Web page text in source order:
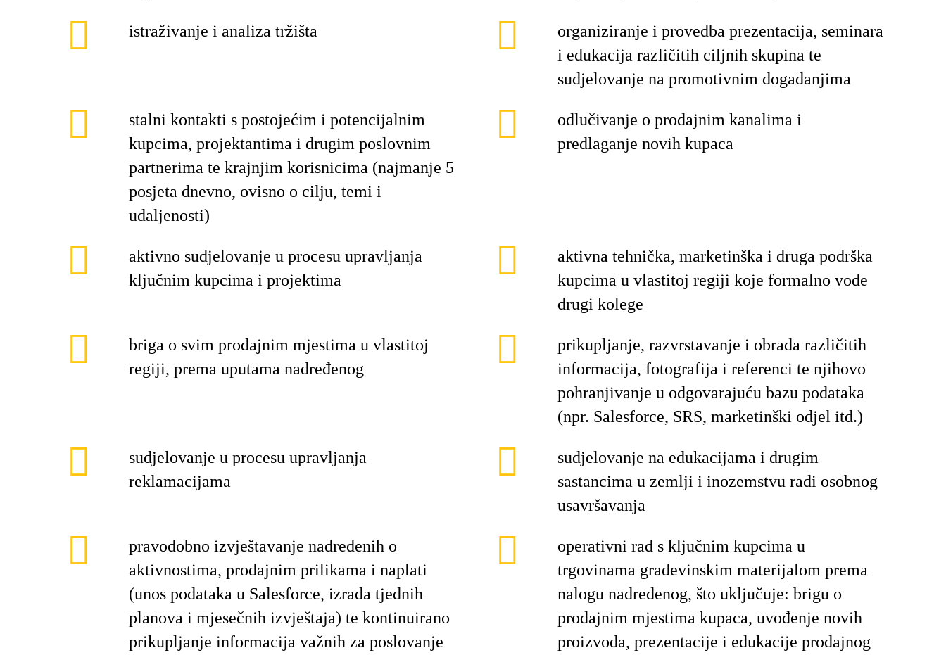
istraživanje i analiza tržišta
organiziranje i provedba prezentacija, seminara
i edukacija različitih ciljnih skupina te
sudjelovanje na promotivnim događanjima
stalni kontakti s postojećim i potencijalnim
kupcima, projektantima i drugim poslovnim
partnerima te krajnjim korisnicima (najmanje 5
posjeta dnevno, ovisno o cilju, temi i
udaljenosti)
odlučivanje o prodajnim kanalima i
predlaganje novih kupaca
aktivno sudjelovanje u procesu upravljanja
ključnim kupcima i projektima
aktivna tehnička, marketinška i druga podrška
kupcima u vlastitoj regiji koje formalno vode
drugi kolege
briga o svim prodajnim mjestima u vlastitoj
regiji, prema uputama nadređenog
prikupljanje, razvrstavanje i obrada različitih
informacija, fotografija i referenci te njihovo
pohranjivanje u odgovarajuću bazu podataka
(npr. Salesforce, SRS, marketinški odjel itd.)
sudjelovanje u procesu upravljanja
reklamacijama
sudjelovanje na edukacijama i drugim
sastancima u zemlji i inozemstvu radi osobnog
usavršavanja
pravodobno izvještavanje nadređenih o
aktivnostima, prodajnim prilikama i naplati
(unos podataka u Salesforce, izrada tjednih
planova i mjesečnih izvještaja) te kontinuirano
prikupljanje informacija važnih za poslovanje
operativni rad s ključnim kupcima u
trgovinama građevinskim materijalom prema
nalogu nadređenog, što uključuje: brigu o
prodajnim mjestima kupaca, uvođenje novih
proizvoda, prezentacije i edukacije prodajnog